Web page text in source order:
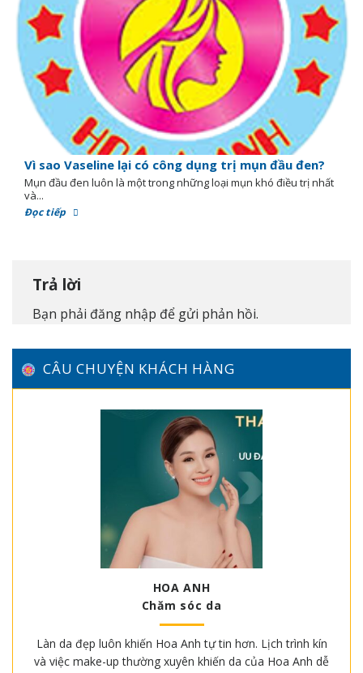
Vì sao Vaseline lại có công dụng trị mụn đầu đen?
Mụn đầu đen luôn là một trong những loại mụn khó điều trị nhất
và...
Đọc tiếp
Trả lời
Bạn phải đăng nhập để gửi phản hồi.
CÂU CHUYỆN KHÁCH HÀNG
HOA ANH
Chăm sóc da
Làn da đẹp luôn khiến Hoa Anh tự tin hơn. Lịch trình kín
và việc make-up thường xuyên khiến da của Hoa Anh dễ